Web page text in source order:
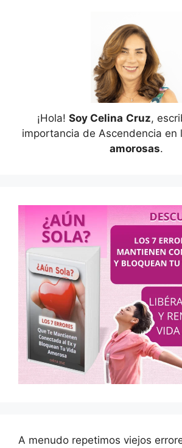
¡Hola! Soy Celina Cruz,
importancia de Ascendencia en
amorosas.
A menudo repetimos viejos